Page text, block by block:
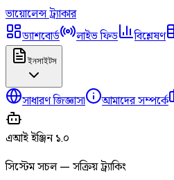
ভায়োলেন্সট্র্যাকার
ড্যাশবোর্ড
লাইভ ফিড বিশ্লেষণ
ইনসাইটস
সাধারণ জিজ্ঞাসা আমাদের সম্পর্কে
এআই ইঞ্জিন ১.০
সিস্টেম সচল — সক্রিয় ট্র্যাকিং